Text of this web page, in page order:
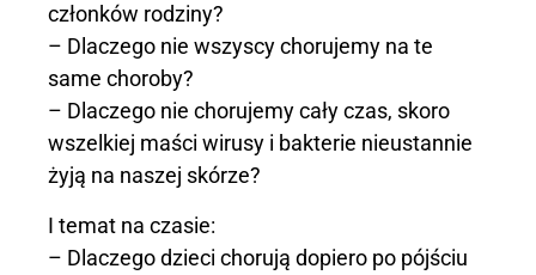
członków rodziny?
– Dlaczego nie wszyscy chorujemy na te
same choroby?
– Dlaczego nie chorujemy cały czas, skoro
wszelkiej maści wirusy i bakterie nieustannie
żyją na naszej skórze?
I temat na czasie:
– Dlaczego dzieci chorują dopiero po pójściu